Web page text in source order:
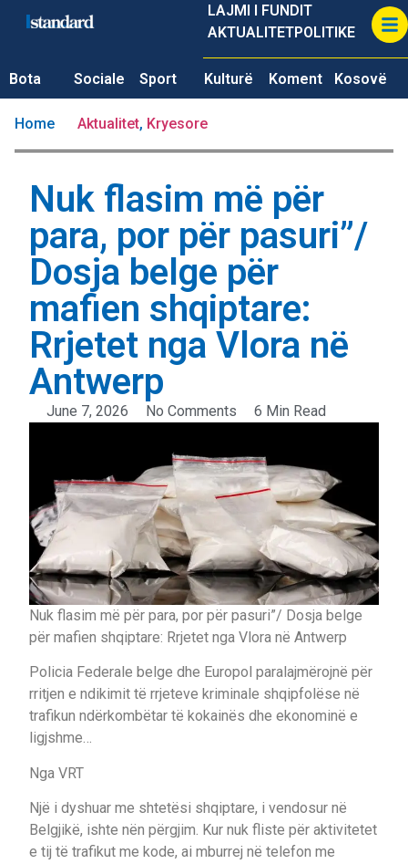
LAJMI I FUNDIT
AKTUALITETPOLITIKE
Bota Sociale Sport Kulturë Koment Kosovë
Home Aktualitet, Kryesore
Nuk flasim më për
para, por për pasuri”/
Dosja belge për
mafien shqiptare:
Rrjetet nga Vlora në
Antwerp
June 7, 2026 No Comments 6 Min Read
Nuk flasim më për para, por për pasuri”/ Dosja belge
për mafien shqiptare: Rrjetet nga Vlora në Antwerp
Policia Federale belge dhe Europol paralajmërojnë për
rritjen e ndikimit të rrjeteve kriminale shqipfolëse në
trafikun ndërkombëtar të kokainës dhe ekonominë e
ligjshme…
Nga VRT
Një i dyshuar me shtetësi shqiptare, i vendosur në
Belgjikë, ishte nën përgjim. Kur nuk fliste për aktivitetet
e tij të trafikut me kode, ai mburrej në telefon me